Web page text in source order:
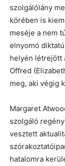
szolgálólány
körében is
meséje a nem
elnyomó
helyén létrejött
Offred
meg, aki végig
Margaret
szolgáló
vesztett
hatalomra